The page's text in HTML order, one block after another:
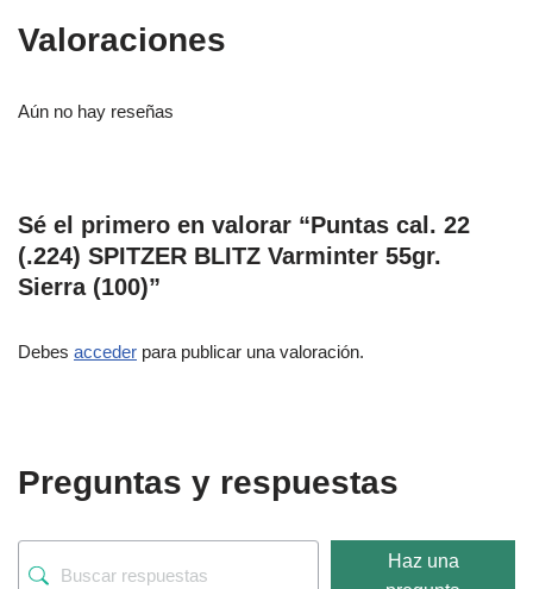
Valoraciones
Aún no hay reseñas
Sé el primero en valorar “Puntas cal. 22
(.224) SPITZER BLITZ Varminter 55gr.
Sierra (100)”
Debes acceder para publicar una valoración.
Preguntas y respuestas
Haz una